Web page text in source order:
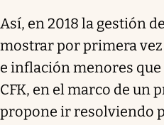
Así, en 2018 la gestión
mostrar por primera
e inflación menores
CFK, en el marco de un
propone ir resolviendo